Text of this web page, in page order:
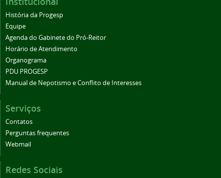
História da Progesp
Equipe
Agenda do Gabinete do Pró-Reitor
Horário de Atendimento
Organograma
PDU PROGESP
Manual de Nepotismo e Conflito de Interesses
Serviços
Contatos
Perguntas frequentes
Webmail
Redes Sociais